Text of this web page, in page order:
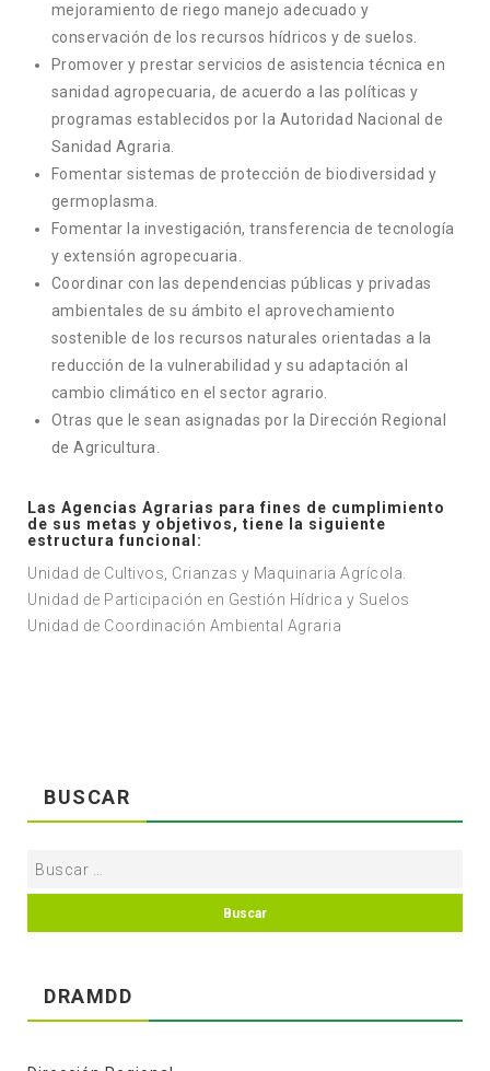
mejoramiento de riego manejo adecuado y
conservación de los recursos hídricos y de suelos.
Promover y prestar servicios de asistencia técnica en
sanidad agropecuaria, de acuerdo a las políticas y
programas establecidos por la Autoridad Nacional de
Sanidad Agraria.
Fomentar sistemas de protección de biodiversidad y
germoplasma.
Fomentar la investigación, transferencia de tecnología
y extensión agropecuaria.
Coordinar con las dependencias públicas y privadas
ambientales de su ámbito el aprovechamiento
sostenible de los recursos naturales orientadas a la
reducción de la vulnerabilidad y su adaptación al
cambio climático en el sector agrario.
Otras que le sean asignadas por la Dirección Regional
de Agricultura.
Las Agencias Agrarias para fines de cumplimiento
de sus metas y objetivos, tiene la siguiente
estructura funcional:
Unidad de Cultivos, Crianzas y Maquinaria Agrícola.
Unidad de Participación en Gestión Hídrica y Suelos
Unidad de Coordinación Ambiental Agraria
BUSCAR
DRAMDD